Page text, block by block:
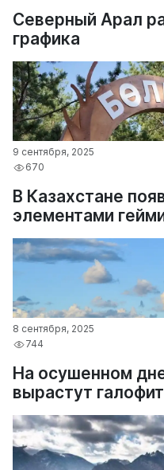
Северный Арал
графика
9 сентября, 2025
670
В Казахстане
элементами
8 сентября, 2025
744
На осушенном
вырастут